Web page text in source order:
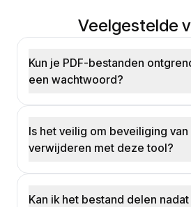
Veelgestelde
Kun je PDF-bestanden
een wachtwoord?
Is het veilig om beveiliging van
verwijderen met deze tool?
Kan ik het bestand delen